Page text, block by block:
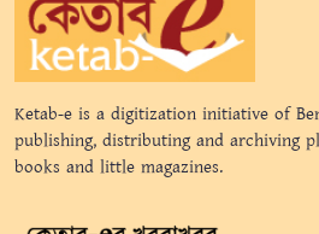
Ketab-e is a digitization initiative of
publishing, distributing and archiving
books and little magazines.